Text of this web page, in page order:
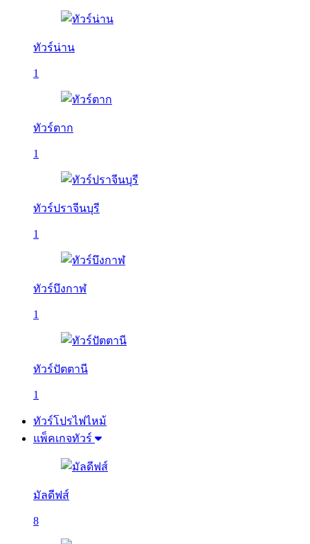
ทัวร์น่าน
1
ทัวร์ตาก
1
ทัวร์ปราจีนบุรี
1
ทัวร์บึงกาฬ
1
ทัวร์ปัตตานี
1
ทัวร์โปรไฟไหม้
แพ็คเกจทัวร์
มัลดีฟส์
8